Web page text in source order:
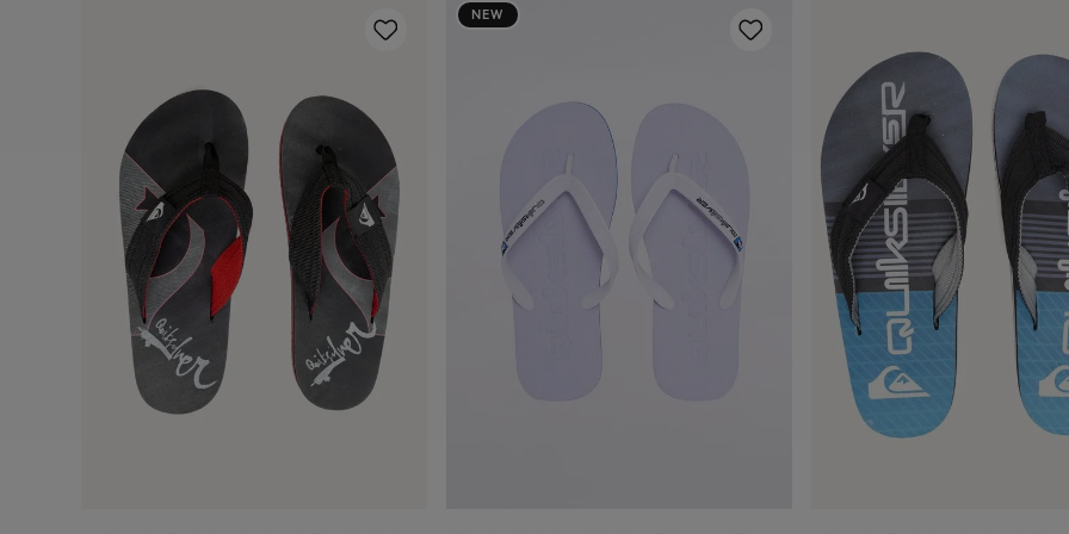
37/38 43/44
NEW
39/40 41/42